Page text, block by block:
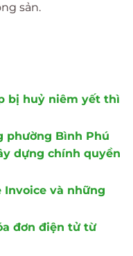
sản.
bị huỷ niêm yết thì
phường Bình Phú
dựng chính quyền
Invoice và những
đơn điện tử từ